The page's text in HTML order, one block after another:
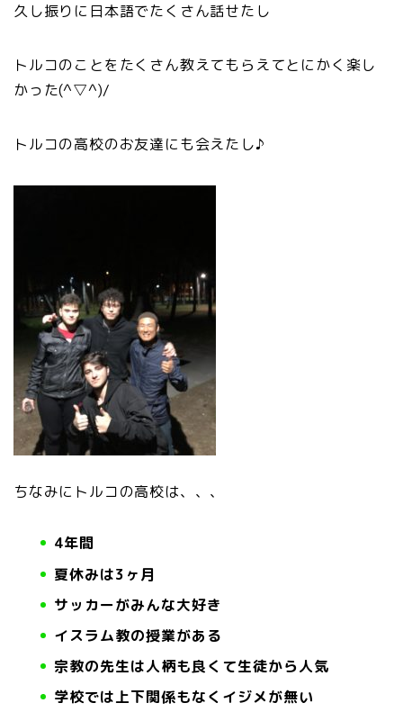
久し振りに日本語でたくさん話せたし
トルコのことをたくさん教えてもらえてとにかく楽し
かった(^▽^)/
トルコの高校のお友達にも会えたし♪
ちなみにトルコの高校は、、、
4年間
夏休みは3ヶ月
サッカーがみんな大好き
イスラム教の授業がある
宗教の先生は人柄も良くて生徒から人気
学校では上下関係もなくイジメが無い